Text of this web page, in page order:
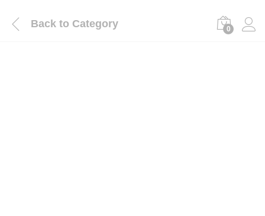
Back to Category 0